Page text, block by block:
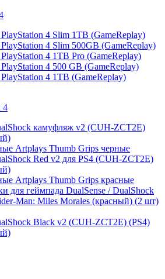
4 Slim 1TB (GameReplay)
4 Slim 500GB (GameReplay)
4 1TB Pro (GameReplay)
4 500 GB (GameReplay)
4 1TB (GameReplay)
4
камуфляж v2 (CUH-ZCT2E)
Artplays Thumb Grips черные
Red v2 для PS4 (CUH-ZCT2E)
Artplays Thumb Grips красные
для геймпада DualSense / DualShock
Man: Miles Morales (красный) (2 шт)
Black v2 (CUH-ZCT2E) (PS4)